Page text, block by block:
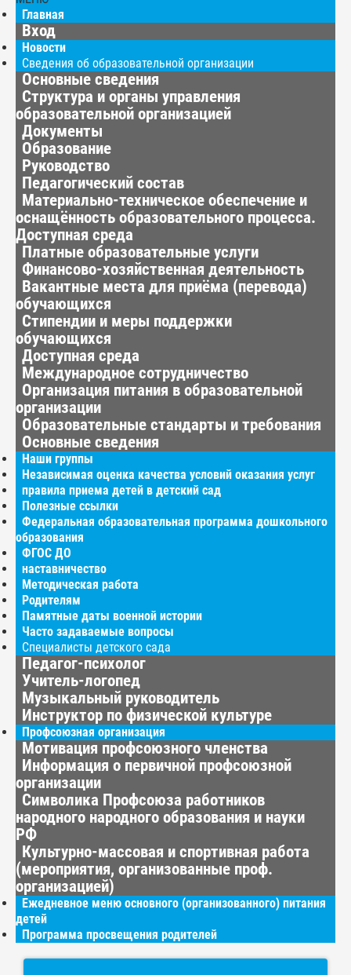
Главная
Вход
Новости
Сведения об образовательной организации
Основные сведения
Структура и органы управления
образовательной организацией
Документы
Образование
Руководство
Педагогический состав
Материально-техническое обеспечение и
оснащённость образовательного процесса.
Доступная среда
Платные образовательные услуги
Финансово-хозяйственная деятельность
Вакантные места для приёма (перевода)
обучающихся
Стипендии и меры поддержки
обучающихся
Доступная среда
Международное сотрудничество
Организация питания в образовательной
организации
Образовательные стандарты и требования
Основные сведения
Наши группы
Независимая оценка качества условий оказания услуг
правила приема детей в детский сад
Полезные ссылки
Федеральная образовательная программа дошкольного
образования
ФГОС ДО
наставничество
Методическая работа
Родителям
Памятные даты военной истории
Часто задаваемые вопросы
Специалисты детского сада
Педагог-психолог
Учитель-логопед
Музыкальный руководитель
Инструктор по физической культуре
Профсоюзная организация
Мотивация профсоюзного членства
Информация о первичной профсоюзной
организации
Символика Профсоюза работников
народного народного образования и науки
РФ
Культурно-массовая и спортивная работа
(мероприятия, организованные проф.
организацией)
Ежедневное меню основного (организованного) питания
детей
Программа просвещения родителей